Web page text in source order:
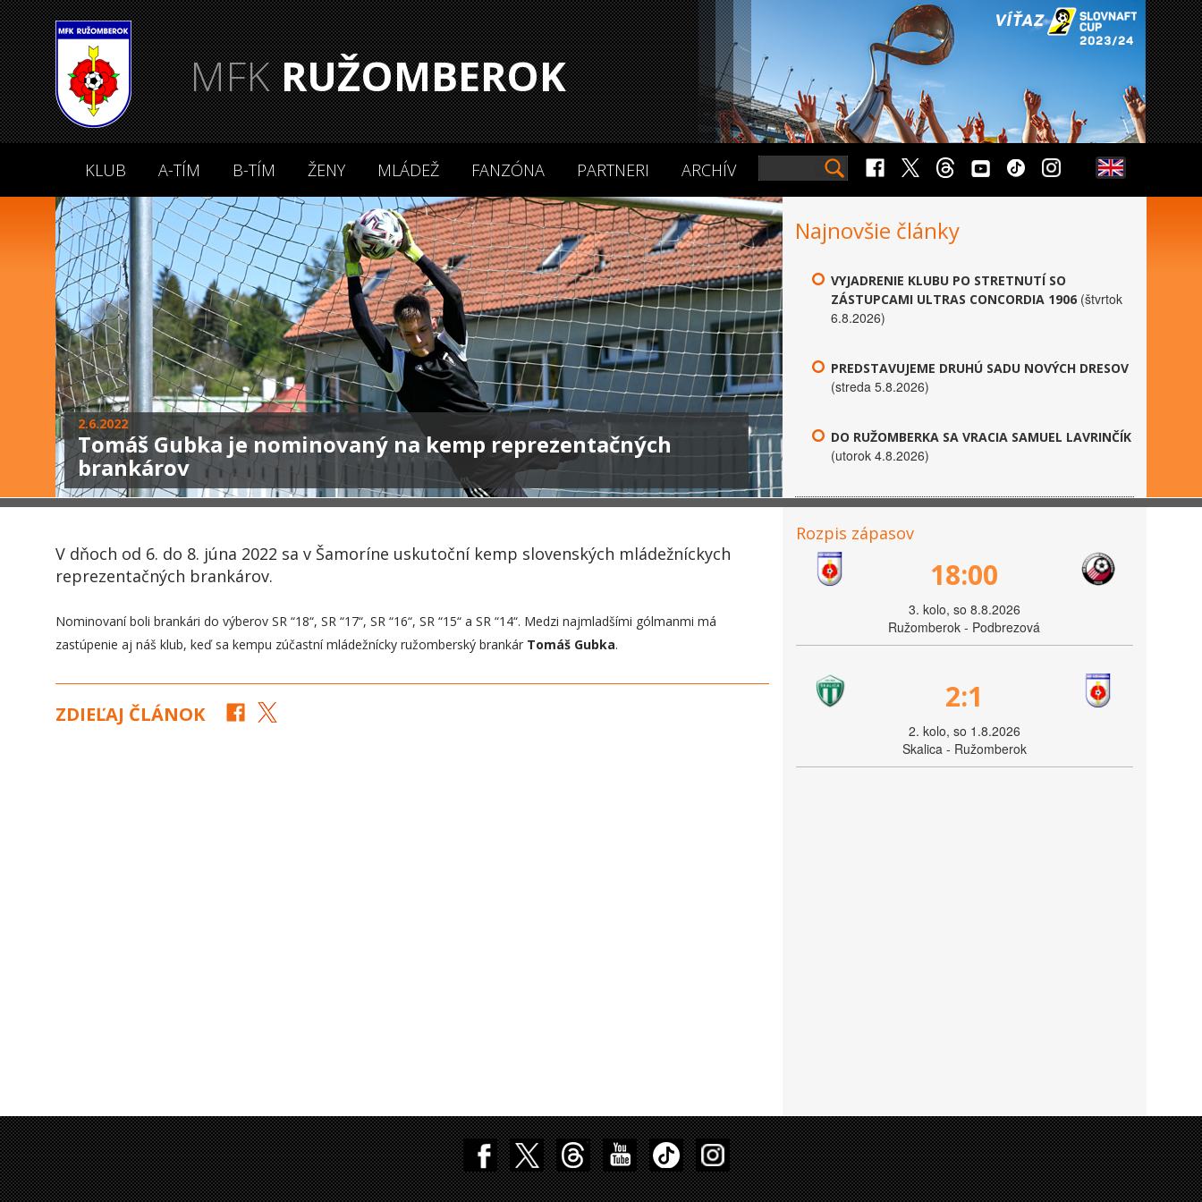
MFKRUŽOMBEROK
KLUB A-TÍM B-TÍM ŽENY MLÁDEŽ FANZÓNA PARTNERI ARCHÍV
2.6.2022
Tomáš Gubka je nominovaný na kemp reprezentačných
brankárov
Najnovšie články
VYJADRENIE KLUBU PO STRETNUTÍ SO
ZÁSTUPCAMI ULTRAS CONCORDIA 1906 (štvrtok
6.8.2026)
PREDSTAVUJEME DRUHÚ SADU NOVÝCH DRESOV
(streda 5.8.2026)
DO RUŽOMBERKA SA VRACIA SAMUEL LAVRINČÍK
(utorok 4.8.2026)
V dňoch od 6. do 8. júna 2022 sa v Šamoríne uskutoční kemp slovenských mládežníckych
reprezentačných brankárov.
Nominovaní boli brankári do výberov SR “18“, SR “17“, SR “16“, SR “15“ a SR “14“. Medzi najmladšími gólmanmi má
zastúpenie aj náš klub, keď sa kempu zúčastní mládežnícky ružomberský brankár Tomáš Gubka.
ZDIEĽAJ ČLÁNOK
Rozpis zápasov
18:00
3. kolo, so 8.8.2026
Ružomberok - Podbrezová
2:1
2. kolo, so 1.8.2026
Skalica - Ružomberok